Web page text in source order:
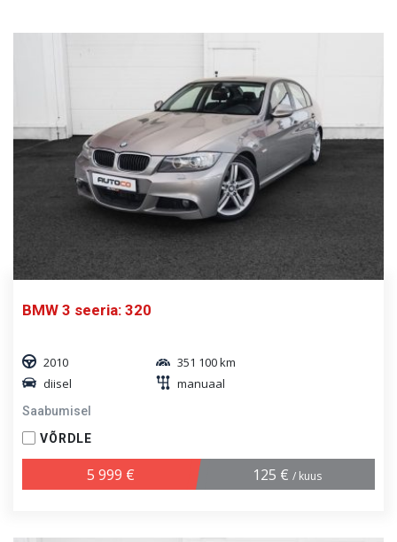
BMW 3 seeria: 320
2010
351 100 km
diisel
manuaal
Saabumisel
VÕRDLE
5 999 € 125 € / kuus